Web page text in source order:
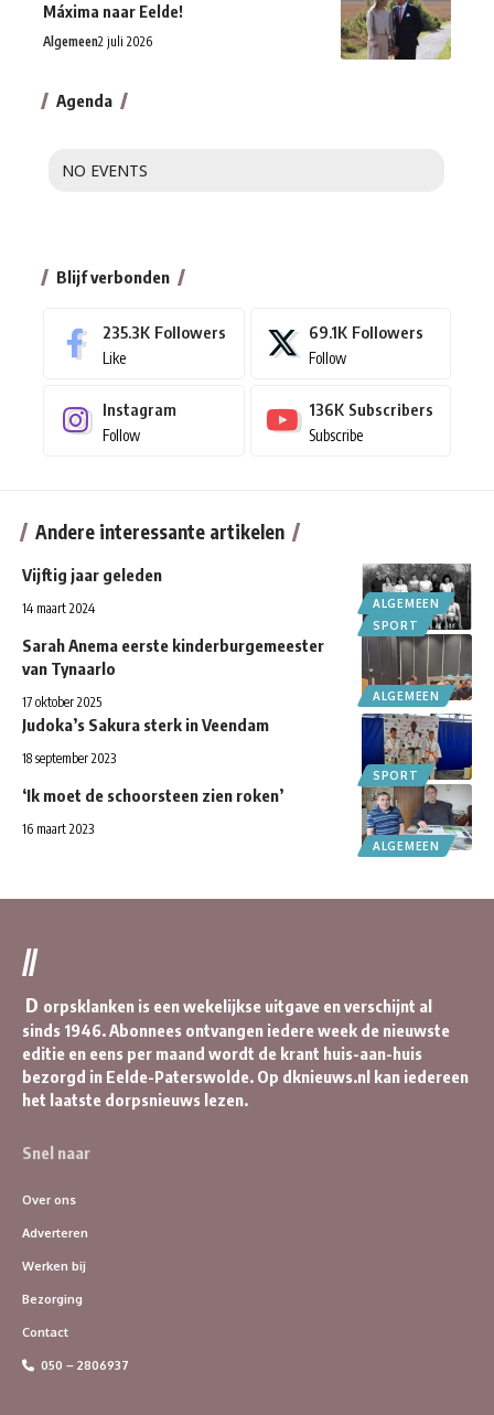
Máxima naar Eelde!
Algemeen2 juli 2026
Agenda
NO EVENTS
Blijf verbonden
235.3K Followers
Like
69.1K Followers
Follow
Instagram
Follow
136K Subscribers
Subscribe
Andere interessante artikelen
ALGEMEEN
SPORT
Vijftig jaar geleden
14 maart 2024
ALGEMEEN
Sarah Anema eerste kinderburgemeester
van Tynaarlo
17 oktober 2025
SPORT
Judoka’s Sakura sterk in Veendam
18 september 2023
ALGEMEEN
‘Ik moet de schoorsteen zien roken’
16 maart 2023
//
D orpsklanken is een wekelijkse uitgave en verschijnt al
sinds 1946. Abonnees ontvangen iedere week de nieuwste
editie en eens per maand wordt de krant huis-aan-huis
bezorgd in Eelde-Paterswolde. Op dknieuws.nl kan iedereen
het laatste dorpsnieuws lezen.
Snel naar
Over ons
Adverteren
Werken bij
Bezorging
Contact
050 – 2806937